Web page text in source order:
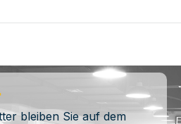
bleiben Sie auf dem